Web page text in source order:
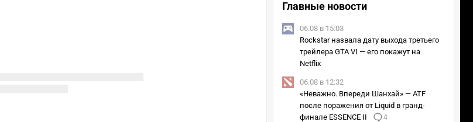
Главные новости
06.08 в 15:03
Rockstar назвала дату выхода третьего
трейлера GTA VI — его покажут на
Netflix
06.08 в 12:32
«Неважно. Впереди Шанхай» — ATF
после поражения от Liquid в гранд-
финале ESSENCE II
4